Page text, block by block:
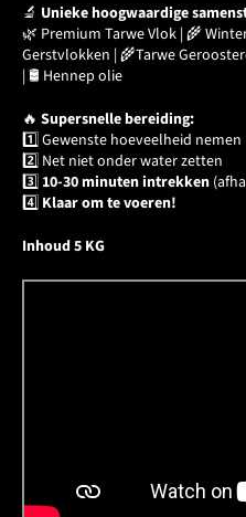
🔬 Unieke hoogwaardige
🌿 Premium Tarwe Vlok | 🌾
Gerstvlokken | 🌾Tarwe
| 🛢️ Hennep olie
🔥 Supersnelle bereiding:
1️⃣ Gewenste hoeveelheid nemen
2️⃣ Net niet onder water zetten
3️⃣ 10-30 minuten intrekken
4️⃣ Klaar om te voeren!
Inhoud 5 KG